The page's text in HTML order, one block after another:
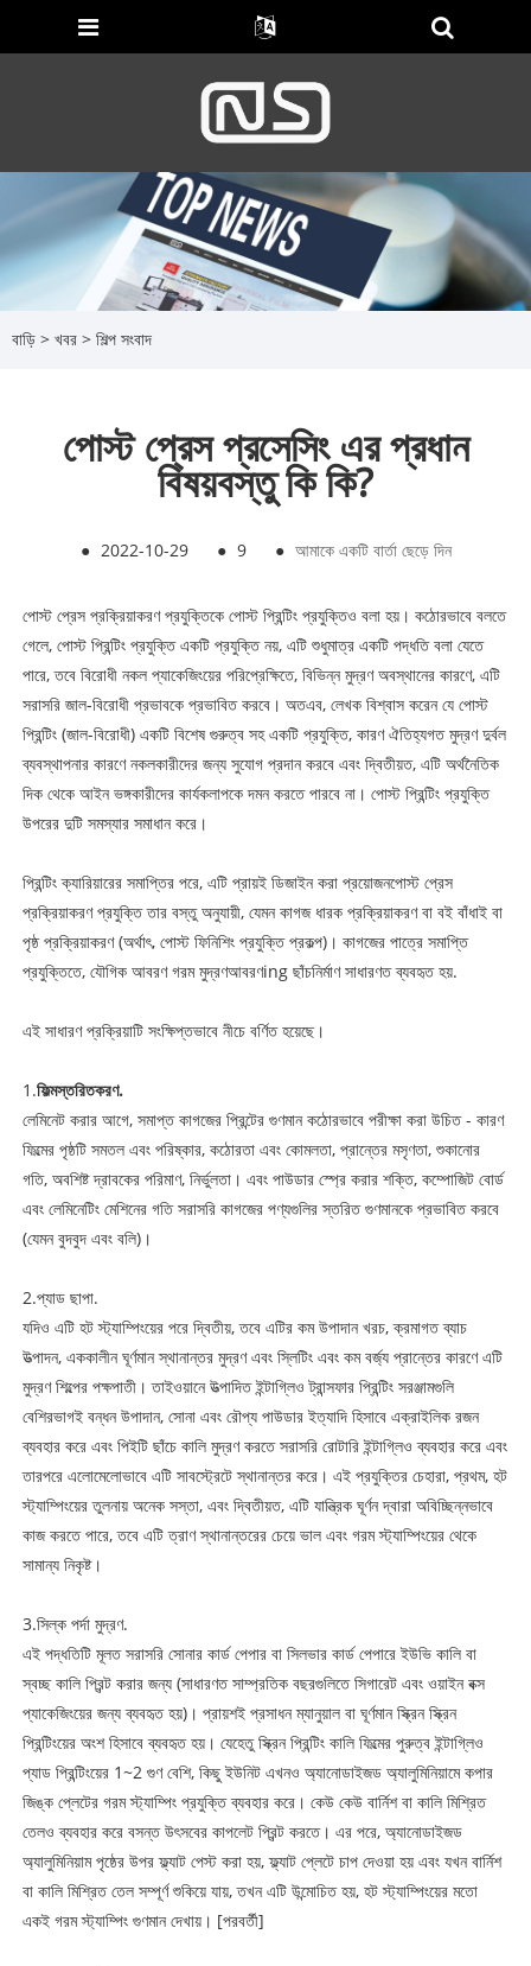
বাড়ি > খবর > শিল্প সংবাদ
পোস্ট প্রেস প্রসেসিং এর প্রধান
বিষয়বস্তু কি কি?
● 2022-10-29 ● 9 ● আমাকে একটি বার্তা ছেড়ে দিন
পোস্ট প্রেস প্রক্রিয়াকরণ প্রযুক্তিকে পোস্ট প্রিন্টিং প্রযুক্তিও বলা হয়। কঠোরভাবে বলতে
গেলে, পোস্ট প্রিন্টিং প্রযুক্তি একটি প্রযুক্তি নয়, এটি শুধুমাত্র একটি পদ্ধতি বলা যেতে
পারে, তবে বিরোধী নকল প্যাকেজিংয়ের পরিপ্রেক্ষিতে, বিভিন্ন মুদ্রণ অবস্থানের কারণে, এটি
সরাসরি জাল-বিরোধী প্রভাবকে প্রভাবিত করবে। অতএব, লেখক বিশ্বাস করেন যে পোস্ট
প্রিন্টিং (জাল-বিরোধী) একটি বিশেষ গুরুত্ব সহ একটি প্রযুক্তি, কারণ ঐতিহ্যগত মুদ্রণ দুর্বল
ব্যবস্থাপনার কারণে নকলকারীদের জন্য সুযোগ প্রদান করবে এবং দ্বিতীয়ত, এটি অর্থনৈতিক
দিক থেকে আইন ভঙ্গকারীদের কার্যকলাপকে দমন করতে পারবে না। পোস্ট প্রিন্টিং প্রযুক্তি
উপরের দুটি সমস্যার সমাধান করে।
প্রিন্টিং ক্যারিয়ারের সমাপ্তির পরে, এটি প্রায়ই ডিজাইন করা প্রয়োজনপোস্ট প্রেস
প্রক্রিয়াকরণ প্রযুক্তি তার বস্তু অনুযায়ী, যেমন কাগজ ধারক প্রক্রিয়াকরণ বা বই বাঁধাই বা
পৃষ্ঠ প্রক্রিয়াকরণ (অর্থাৎ, পোস্ট ফিনিশিং প্রযুক্তি প্রকল্প)। কাগজের পাত্রে সমাপ্তি
প্রযুক্তিতে, যৌগিক আবরণ গরম মুদ্রণআবরণing ছাঁচনির্মাণ সাধারণত ব্যবহৃত হয়.
এই সাধারণ প্রক্রিয়াটি সংক্ষিপ্তভাবে নীচে বর্ণিত হয়েছে।
1.ফিল্মস্তরিতকরণ.
লেমিনেট করার আগে, সমাপ্ত কাগজের প্রিন্টের গুণমান কঠোরভাবে পরীক্ষা করা উচিত - কারণ
ফিল্মের পৃষ্ঠটি সমতল এবং পরিষ্কার, কঠোরতা এবং কোমলতা, প্রান্তের মসৃণতা, শুকানোর
গতি, অবশিষ্ট দ্রাবকের পরিমাণ, নির্ভুলতা। এবং পাউডার স্প্রে করার শক্তি, কম্পোজিট বোর্ড
এবং লেমিনেটিং মেশিনের গতি সরাসরি কাগজের পণ্যগুলির স্তরিত গুণমানকে প্রভাবিত করবে
(যেমন বুদবুদ এবং বলি)।
2.প্যাড ছাপা.
যদিও এটি হট স্ট্যাম্পিংয়ের পরে দ্বিতীয়, তবে এটির কম উপাদান খরচ, ক্রমাগত ব্যাচ
উত্পাদন, এককালীন ঘূর্ণমান স্থানান্তর মুদ্রণ এবং স্লিটিং এবং কম বর্জ্য প্রান্তের কারণে এটি
মুদ্রণ শিল্পের পক্ষপাতী। তাইওয়ানে উত্পাদিত ইন্টাগ্লিও ট্রান্সফার প্রিন্টিং সরঞ্জামগুলি
বেশিরভাগই বন্ধন উপাদান, সোনা এবং রৌপ্য পাউডার ইত্যাদি হিসাবে এক্রাইলিক রজন
ব্যবহার করে এবং পিইটি ছাঁচে কালি মুদ্রণ করতে সরাসরি রোটারি ইন্টাগ্লিও ব্যবহার করে এবং
তারপরে এলোমেলোভাবে এটি সাবস্ট্রেটে স্থানান্তর করে। এই প্রযুক্তির চেহারা, প্রথম, হট
স্ট্যাম্পিংয়ের তুলনায় অনেক সস্তা, এবং দ্বিতীয়ত, এটি যান্ত্রিক ঘূর্ণন দ্বারা অবিচ্ছিন্নভাবে
কাজ করতে পারে, তবে এটি ত্রাণ স্থানান্তরের চেয়ে ভাল এবং গরম স্ট্যাম্পিংয়ের থেকে
সামান্য নিকৃষ্ট।
3.সিল্ক পর্দা মুদ্রণ.
এই পদ্ধতিটি মূলত সরাসরি সোনার কার্ড পেপার বা সিলভার কার্ড পেপারে ইউভি কালি বা
স্বচ্ছ কালি প্রিন্ট করার জন্য (সাধারণত সাম্প্রতিক বছরগুলিতে সিগারেট এবং ওয়াইন বক্স
প্যাকেজিংয়ের জন্য ব্যবহৃত হয়)। প্রায়শই প্রসাধন ম্যানুয়াল বা ঘূর্ণমান স্ক্রিন স্ক্রিন
প্রিন্টিংয়ের অংশ হিসাবে ব্যবহৃত হয়। যেহেতু স্ক্রিন প্রিন্টিং কালি ফিল্মের পুরুত্ব ইন্টাগ্লিও
প্যাড প্রিন্টিংয়ের 1~2 গুণ বেশি, কিছু ইউনিট এখনও অ্যানোডাইজড অ্যালুমিনিয়ামে কপার
জিঙ্ক প্লেটের গরম স্ট্যাম্পিং প্রযুক্তি ব্যবহার করে। কেউ কেউ বার্নিশ বা কালি মিশ্রিত
তেলও ব্যবহার করে বসন্ত উৎসবের কাপলেট প্রিন্ট করতে। এর পরে, অ্যানোডাইজড
অ্যালুমিনিয়াম পৃষ্ঠের উপর ফ্ল্যাট পেস্ট করা হয়, ফ্ল্যাট প্লেটে চাপ দেওয়া হয় এবং যখন বার্নিশ
বা কালি মিশ্রিত তেল সম্পূর্ণ শুকিয়ে যায়, তখন এটি উন্মোচিত হয়, হট স্ট্যাম্পিংয়ের মতো
একই গরম স্ট্যাম্পিং গুণমান দেখায়। [পরবর্তী]